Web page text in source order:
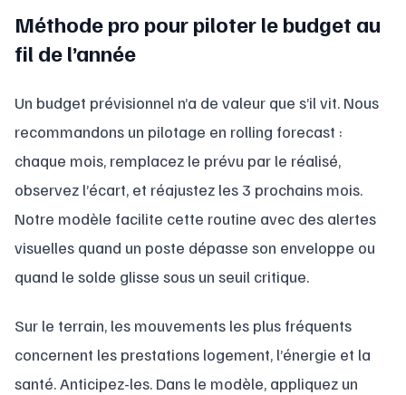
Méthode pro pour piloter le budget au
fil de l’année
Un budget prévisionnel n’a de valeur que s’il vit. Nous
recommandons un pilotage en rolling forecast :
chaque mois, remplacez le prévu par le réalisé,
observez l’écart, et réajustez les 3 prochains mois.
Notre modèle facilite cette routine avec des alertes
visuelles quand un poste dépasse son enveloppe ou
quand le solde glisse sous un seuil critique.
Sur le terrain, les mouvements les plus fréquents
concernent les prestations logement, l’énergie et la
santé. Anticipez-les. Dans le modèle, appliquez un